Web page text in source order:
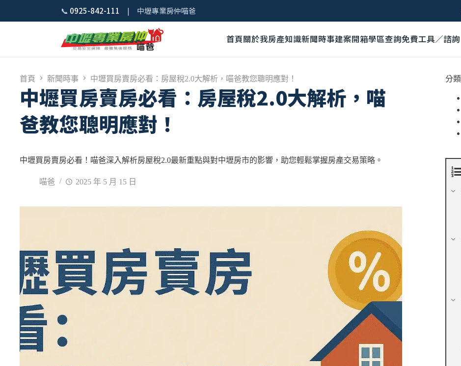
📞 0925-842-111 | 中壢專業房仲喵爸
首頁關於我房產知識新聞時事建案開箱學區查詢免費工具／諮詢
首頁 新聞時事 中壢買房賣房必看：房屋稅2.0大解析，喵爸教您聰明應對！
中壢買房賣房必看：房屋稅2.0大解析，喵
爸教您聰明應對！
中壢買房賣房必看！喵爸深入解析房屋稅2.0最新重點與對中壢房市的影響，助您輕鬆掌握房產交易策略。
喵爸 2025 年 5 月 15 日
分類